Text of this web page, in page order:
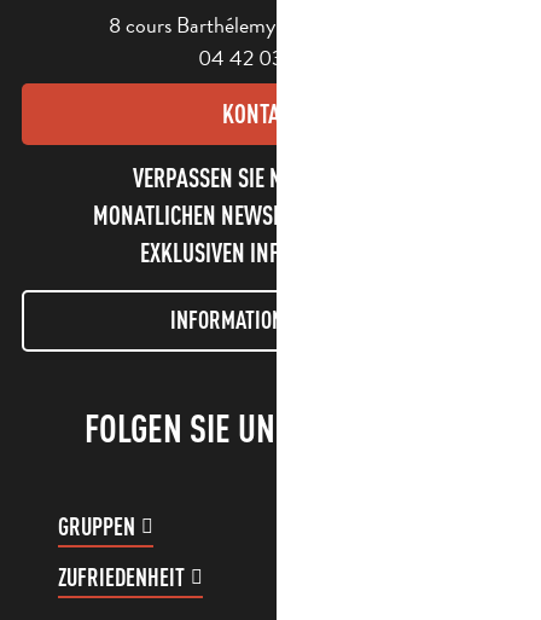
8 cours Barthélemy - 13400 Aubagne
04 42 03 49 98
KONTAKT
VERPASSEN SIE NICHT UNSEREN
MONATLICHEN NEWSLETTER UND UNSERE
EXKLUSIVEN INFORMATIONEN!
INFORMATIONEN LETTER
FOLGEN SIE UNS!
GRUPPEN
ZUFRIEDENHEIT